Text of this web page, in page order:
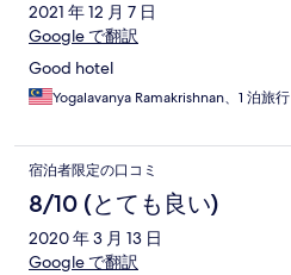
2021 年 12 月 7 日
Google で翻訳
Good hotel
Yogalavanya Ramakrishnan、1 泊旅行
宿泊者限定の口コミ
8/10 (とても良い)
2020 年 3 月 13 日
Google で翻訳